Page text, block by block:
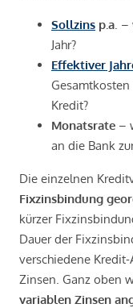
Sollzins p.a .
Jahr?
Effektiver
Kredit?
Monatsrate –
an die Bank
Die einzelnen
Fixzinsbindung
kürzer
Dauer der
verschiedene
Zinsen. Ganz oben
variablen Zinsen